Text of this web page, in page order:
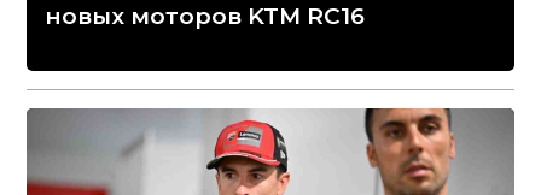
новых моторов KTM RC16